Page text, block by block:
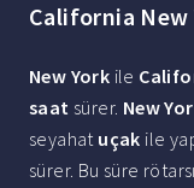
California New
New York ile
saat sürer. New
seyahat uçak ile
sürer. Bu süre